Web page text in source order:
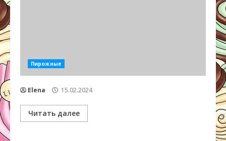
Пирожные
Elena 15.02.2024
Читать далее